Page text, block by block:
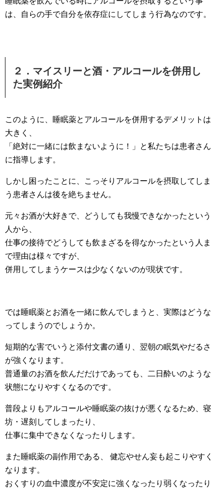
は、自らの手で自分を依存症にしてしまう行為なのです。
２．マイスリーと酒・アルコールを併用し
た実例紹介
このように、睡眠薬とアルコールを併用するデメリットは
大きく、
「絶対に一緒には飲まないように！」と私たちは患者さん
に指導します。
しかし困ったことに、こっそりアルコールを摂取してしま
う患者さんは後を絶ちません。
元々お酒が大好きで、どうしても我慢できなかったという
人から、
仕事の接待でどうしても飲まざるを得なかったという人ま
で理由は様々ですが、
併用してしまうケースは少なくないのが現状です。
では睡眠薬とお酒を一緒に飲んでしまうと、実際はどうな
ってしまうのでしょうか。
短期的な害でいうと添付文書の通り、翌朝の眠気やだるさ
が強くなります。
普通量のお酒を飲んだだけであっても、二日酔いのような
状態になりやすくなるのです。
普段よりもアルコールや睡眠薬の抜けが悪くなるため、寝
坊・遅刻してしまったり、
仕事に集中できなくなったりします。
また睡眠薬の副作用である、 健忘やせん妄も起こりやすく
なります。
おくすりの血中濃度が不安定に強くなったり弱くなったり